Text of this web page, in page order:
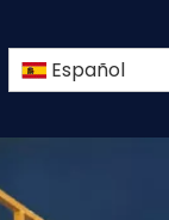
Español